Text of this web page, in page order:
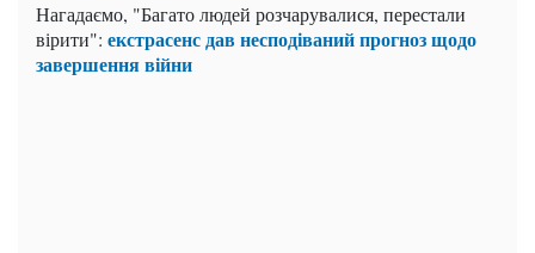
Нагадаємо, "Багато людей розчарувалися, перестали
вірити": екстрасенс дав несподіваний прогноз щодо
завершення війни